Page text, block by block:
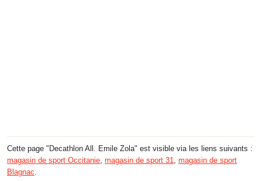
Cette page "Decathlon All. Emile Zola" est visible via les liens suivants :
magasin de sport Occitanie magasin de sport 31
magasin de sport
Blagnac